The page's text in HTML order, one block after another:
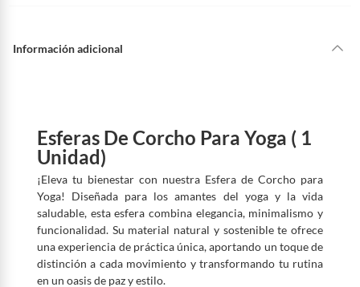
Información adicional
Esferas De Corcho Para Yoga ( 1
Unidad)
¡Eleva tu bienestar con nuestra Esfera de Corcho para
Yoga! Diseñada para los amantes del yoga y la vida
saludable, esta esfera combina elegancia, minimalismo y
funcionalidad. Su material natural y sostenible te ofrece
una experiencia de práctica única, aportando un toque de
distinción a cada movimiento y transformando tu rutina
en un oasis de paz y estilo.